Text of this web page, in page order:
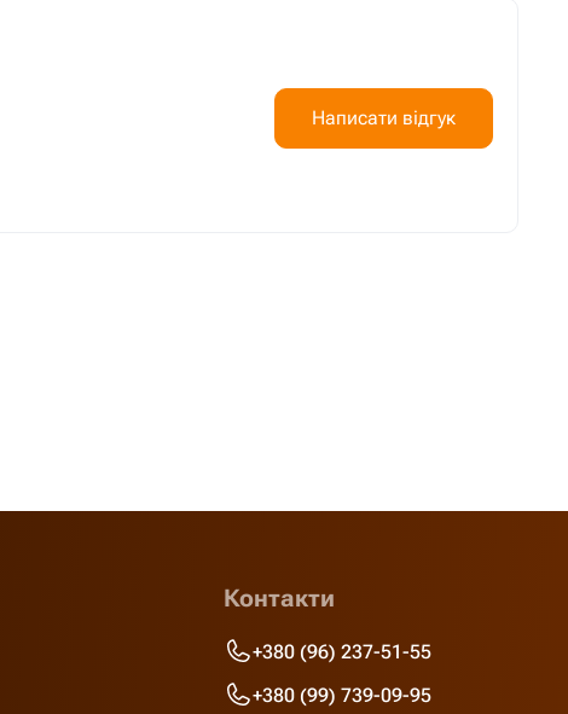
Написати відгук
Контакти
+380 (96) 237-51-55
+380 (99) 739-09-95